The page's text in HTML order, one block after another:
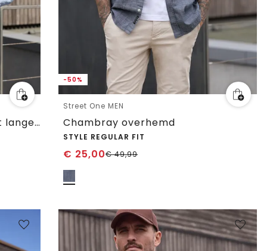
Overhemd van linnenmix met lange mouwen
-50%
Street One MEN
Chambray overhemd
STYLE REGULAR FIT
€ 25,00€49,99